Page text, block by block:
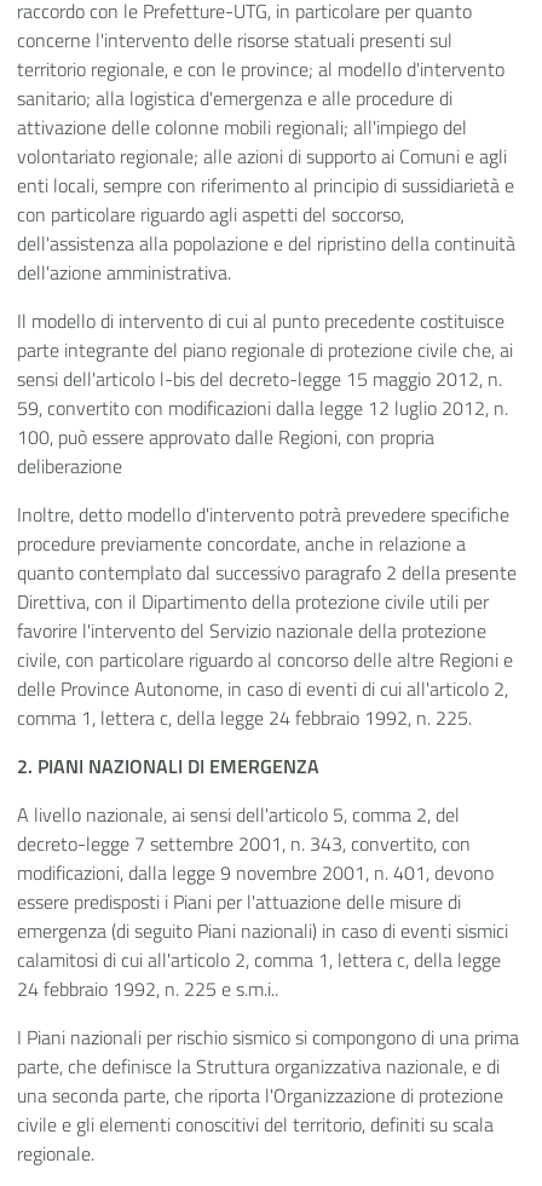
raccordo con le Prefetture-UTG, in particolare per quanto
concerne l'intervento delle risorse statuali presenti sul
territorio regionale, e con le province; al modello d'intervento
sanitario; alla logistica d'emergenza e alle procedure di
attivazione delle colonne mobili regionali; all'impiego del
volontariato regionale; alle azioni di supporto ai Comuni e agli
enti locali, sempre con riferimento al principio di sussidiarietà e
con particolare riguardo agli aspetti del soccorso,
dell'assistenza alla popolazione e del ripristino della continuità
dell'azione amministrativa.
Il modello di intervento di cui al punto precedente costituisce
parte integrante del piano regionale di protezione civile che, ai
sensi dell'articolo l-bis del decreto-legge 15 maggio 2012, n.
59, convertito con modificazioni dalla legge 12 luglio 2012, n.
100, può essere approvato dalle Regioni, con propria
deliberazione
Inoltre, detto modello d'intervento potrà prevedere specifiche
procedure previamente concordate, anche in relazione a
quanto contemplato dal successivo paragrafo 2 della presente
Direttiva, con il Dipartimento della protezione civile utili per
favorire l'intervento del Servizio nazionale della protezione
civile, con particolare riguardo al concorso delle altre Regioni e
delle Province Autonome, in caso di eventi di cui all'articolo 2,
comma 1, lettera c, della legge 24 febbraio 1992, n. 225.
2. PIANI NAZIONALI DI EMERGENZA
A livello nazionale, ai sensi dell'articolo 5, comma 2, del
decreto-legge 7 settembre 2001, n. 343, convertito, con
modificazioni, dalla legge 9 novembre 2001, n. 401, devono
essere predisposti i Piani per l'attuazione delle misure di
emergenza (di seguito Piani nazionali) in caso di eventi sismici
calamitosi di cui all'articolo 2, comma 1, lettera c, della legge
24 febbraio 1992, n. 225 e s.m.i..
I Piani nazionali per rischio sismico si compongono di una prima
parte, che definisce la Struttura organizzativa nazionale, e di
una seconda parte, che riporta l'Organizzazione di protezione
civile e gli elementi conoscitivi del territorio, definiti su scala
regionale.